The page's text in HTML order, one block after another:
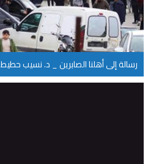
رسالة إلى أهلنا الصابرين _ د. نسيب حطيط